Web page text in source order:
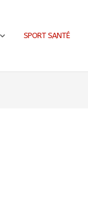
SPORT SANTÉ